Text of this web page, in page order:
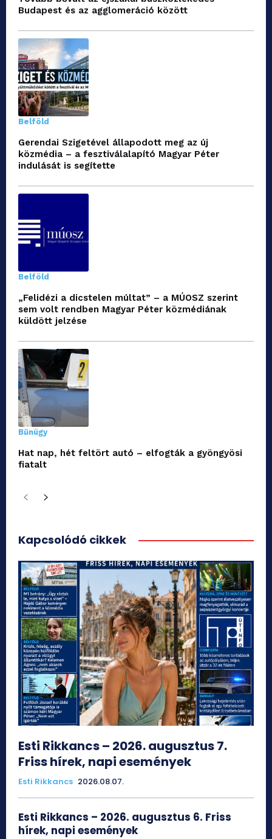
Budapest és az agglomeráció között
Belföld
Gerendai Szigetével állapodott meg az új
közmédia – a fesztiválalapító Magyar Péter
indulását is segítette
Belföld
„Felidézi a dicstelen múltat” – a MÚOSZ szerint
sem volt rendben Magyar Péter közmédiának
küldött jelzése
Bűnügy
Hat nap, hét feltört autó – elfogták a gyöngyösi
fiatalt
Kapcsolódó cikkek
Esti Rikkancs – 2026. augusztus 7.
Friss hírek, napi események
Esti Rikkancs 2026.08.07.
Esti Rikkancs – 2026. augusztus 6. Friss
hírek, napi események